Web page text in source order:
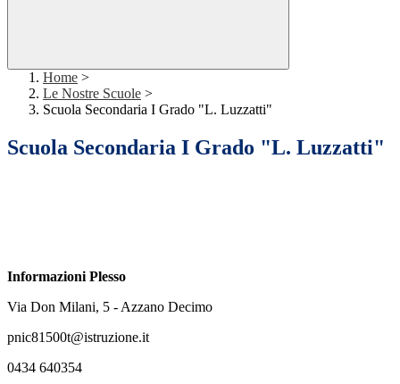
Home >
Le Nostre Scuole >
Scuola Secondaria I Grado "L. Luzzatti"
Scuola Secondaria I Grado "L. Luzzatti"
Informazioni Plesso
Via Don Milani, 5 - Azzano Decimo
pnic81500t@istruzione.it
0434 640354